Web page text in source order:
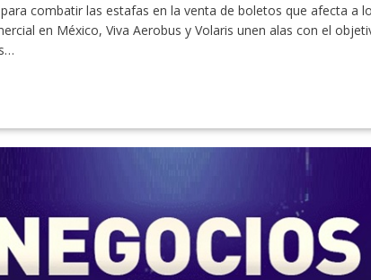
combatir las estafas en la venta de boletos que afecta a
en México, Viva Aerobus y Volaris unen alas con el